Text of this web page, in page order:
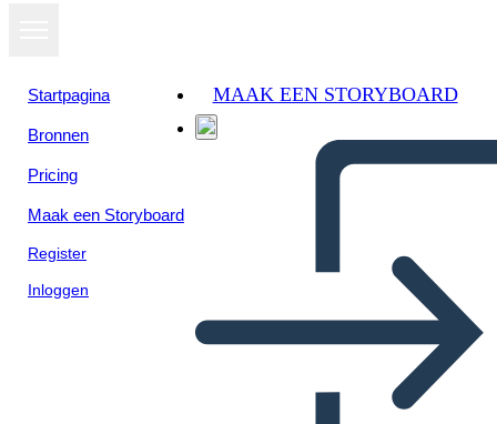
Startpagina
Bronnen
Pricing
Maak een Storyboard
Register
Inloggen
MAAK EEN STORYBOARD